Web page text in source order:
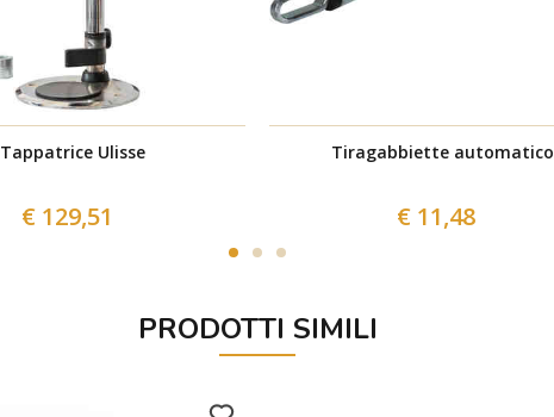
Tappatrice Ulisse
€ 129,51
Tiragabbiette automatico
€ 11,48
PRODOTTI SIMILI